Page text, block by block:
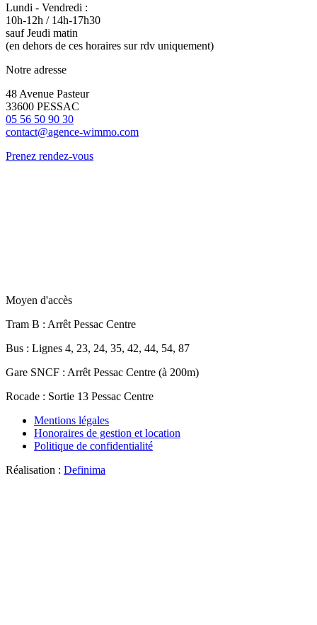
Lundi - Vendredi :
10h-12h / 14h-17h30
sauf Jeudi matin
(en dehors de ces horaires sur rdv uniquement)
Notre adresse
48 Avenue Pasteur
33600 PESSAC
05 56 50 90 30
contact@agence-wimmo.com
Prenez rendez-vous
Moyen d'accès
Tram B : Arrêt Pessac Centre
Bus : Lignes 4, 23, 24, 35, 42, 44, 54, 87
Gare SNCF : Arrêt Pessac Centre (à 200m)
Rocade : Sortie 13 Pessac Centre
Mentions légales
Honoraires de gestion et location
Politique de confidentialité
Réalisation : Definima